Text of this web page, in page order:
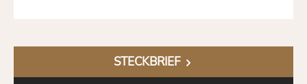
STECKBRIEF